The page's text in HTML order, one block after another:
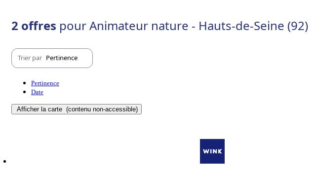
2 offres pour Animateur nature - Hauts-de-Seine (92)
Trier par Pertinence
Pertinence
Date
Afficher la carte (contenu non-accessible)